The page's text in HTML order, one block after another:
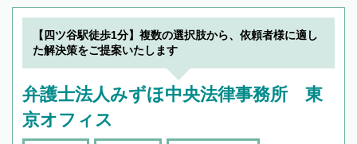
【四ツ谷駅徒歩1分】複数の選択肢から、依頼者様に適し
た解決策をご提案いたします
弁護士法人みずほ中央法律事務所 東
京オフィス